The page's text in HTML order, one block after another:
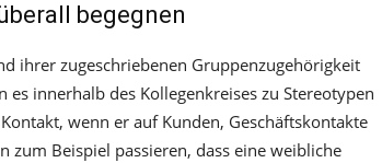
begegnen
ihrer zugeschriebenen Gruppenzugehörigkeit
innerhalb des Kollegenkreises zu Stereotypen
wenn er auf Kunden, Geschäftskontakte
zum Beispiel passieren, dass eine weibliche